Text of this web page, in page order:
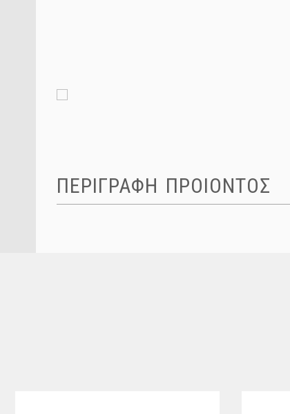
ΠΕΡΙΓΡΑΦΗ ΠΡΟΙΟΝΤΟΣ